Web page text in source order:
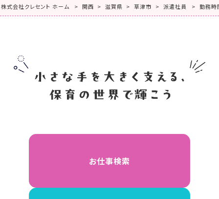
株式会社クレセント ホーム 関西 滋賀県 草津市 派遣社員 勤務時
お仕事検索